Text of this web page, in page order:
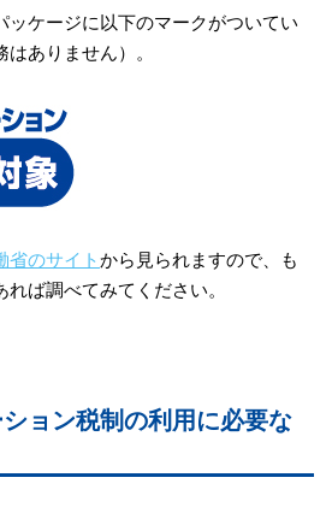
ッケージに以下のマークがついてい
ありません）。
省のサイトから見られますので、も
ば調べてみてください。
ョン税制の利用に必要な